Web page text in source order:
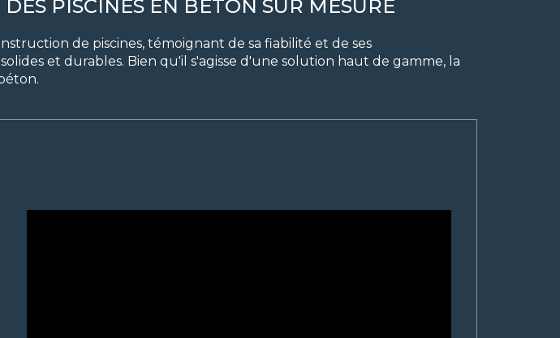
PISCINES EN BÉTON SUR MESURE
de piscines, témoignant de sa fiabilité et de ses
et durables. Bien qu'il s'agisse d'une solution haut de gamme, la